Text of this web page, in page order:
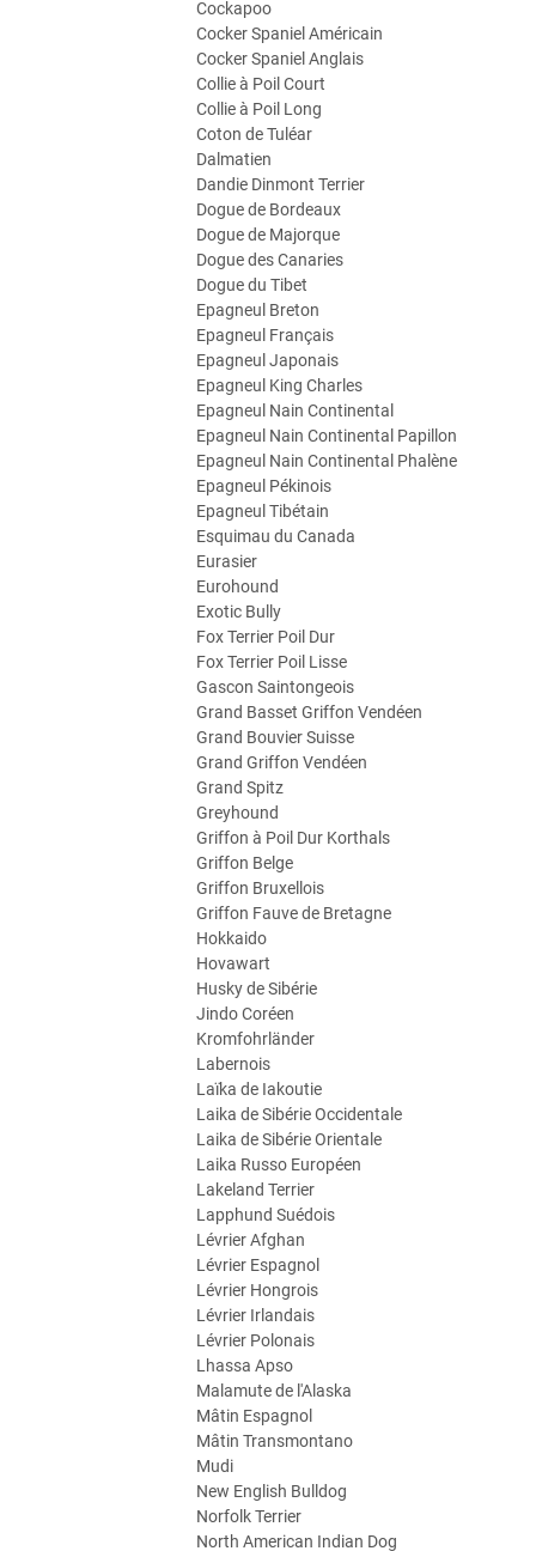
Cockapoo
Cocker Spaniel Américain
Cocker Spaniel Anglais
Collie à Poil Court
Collie à Poil Long
Coton de Tuléar
Dalmatien
Dandie Dinmont Terrier
Dogue de Bordeaux
Dogue de Majorque
Dogue des Canaries
Dogue du Tibet
Epagneul Breton
Epagneul Français
Epagneul Japonais
Epagneul King Charles
Epagneul Nain Continental
Epagneul Nain Continental Papillon
Epagneul Nain Continental Phalène
Epagneul Pékinois
Epagneul Tibétain
Esquimau du Canada
Eurasier
Eurohound
Exotic Bully
Fox Terrier Poil Dur
Fox Terrier Poil Lisse
Gascon Saintongeois
Grand Basset Griffon Vendéen
Grand Bouvier Suisse
Grand Griffon Vendéen
Grand Spitz
Greyhound
Griffon à Poil Dur Korthals
Griffon Belge
Griffon Bruxellois
Griffon Fauve de Bretagne
Hokkaido
Hovawart
Husky de Sibérie
Jindo Coréen
Kromfohrländer
Labernois
Laïka de Iakoutie
Laika de Sibérie Occidentale
Laika de Sibérie Orientale
Laika Russo Européen
Lakeland Terrier
Lapphund Suédois
Lévrier Afghan
Lévrier Espagnol
Lévrier Hongrois
Lévrier Irlandais
Lévrier Polonais
Lhassa Apso
Malamute de l'Alaska
Mâtin Espagnol
Mâtin Transmontano
Mudi
New English Bulldog
Norfolk Terrier
North American Indian Dog